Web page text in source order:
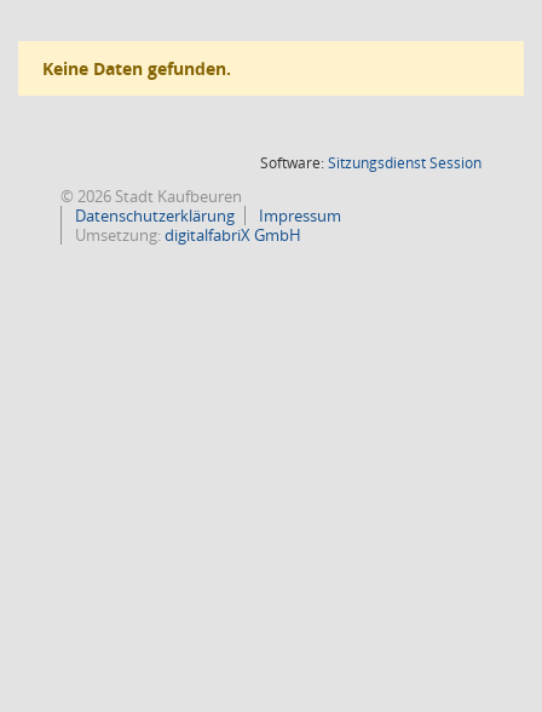
Keine Daten gefunden.
Software:SitzungsdienstSession(Wird in
© 2026 Stadt Kaufbeuren
Datenschutzerklärung
Impressum
Umsetzung:digitalfabriX GmbH